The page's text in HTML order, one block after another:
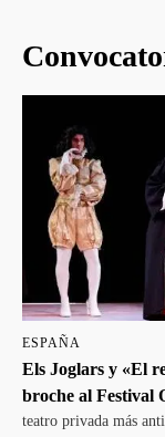
ESPAÑA
Els Joglars y «El
broche al Festival
teatro privada más